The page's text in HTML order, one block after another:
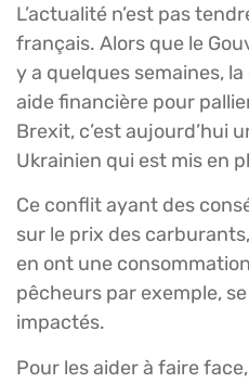
L’actualité n’est pas
français. Alors que le
y a quelques semaines,
aide financière pour
Brexit, c’est aujourd’hui
Ukrainien qui est mis en
Ce conflit ayant des
sur le prix des
en ont une
pêcheurs par exemple,
impactés.
Pour les aider à faire